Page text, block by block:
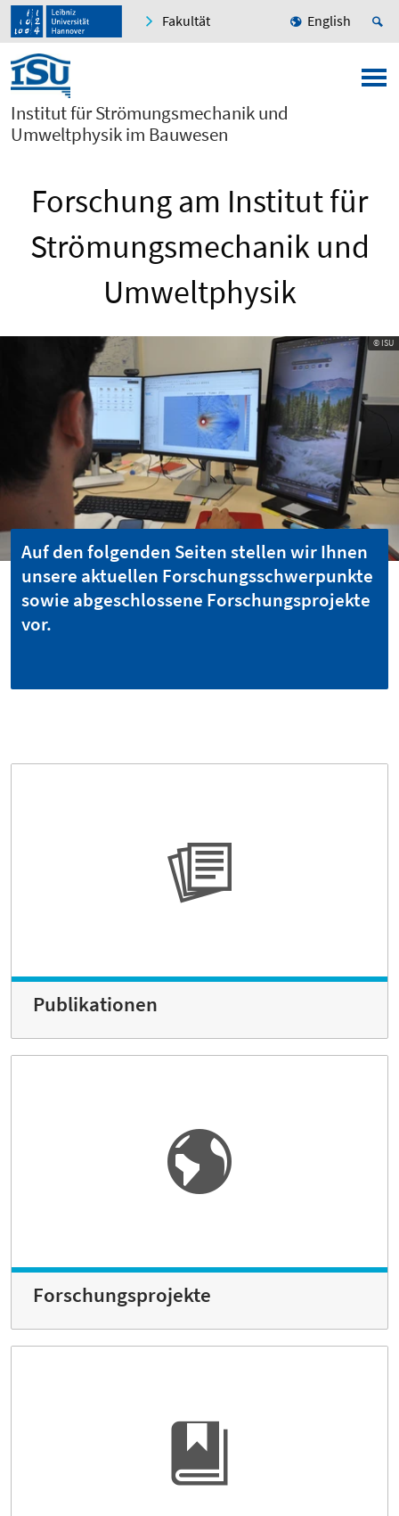
Fakultät English
Institut für Strömungsmechanik und
Umweltphysik im Bauwesen
Forschung am Institut für
Strömungsmechanik und
Umweltphysik
© ISU
Auf den folgenden Seiten stellen wir Ihnen
unsere aktuellen Forschungsschwerpunkte
sowie abgeschlossene Forschungsprojekte
vor.
Publikationen
Forschungsprojekte